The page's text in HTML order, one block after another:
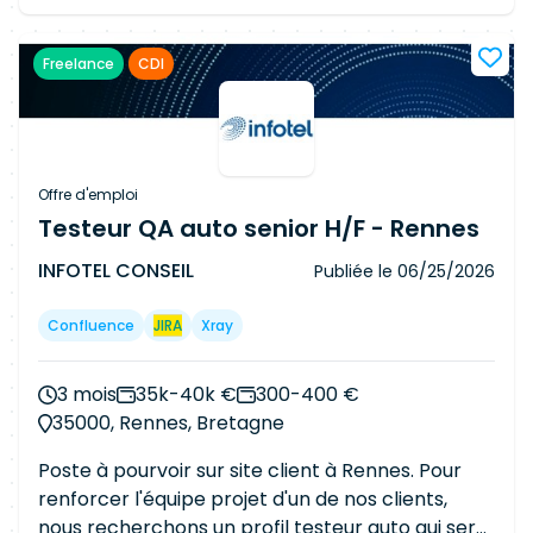
ou clients, La rédaction des spécifications
fonctionnelles et des user stories, La facilitation
de la communication entre les équipes métiers
et techniques, L'animation des ateliers de
l'avancement des développements et la
validation des livrables, La contribution à la
stratégie de tests et à la recette fonctionnelles,
L'identification de pistes d'amélioration des
processus métiers, L'assurance d'une veille
fonctionnelle et la proposition d'évolutions.
Freelance CDI
Offre d'emploi
Testeur QA auto senior H/F - Rennes
INFOTEL CONSEIL Publiée le 06/25/2026
Confluence JIRA Xray
3 mois 35k-40k €
300-400 €
35000, Rennes, Bretagne
Poste à pourvoir sur site client à Rennes. Pour
renforcer l'équipe projet d'un de nos clients,